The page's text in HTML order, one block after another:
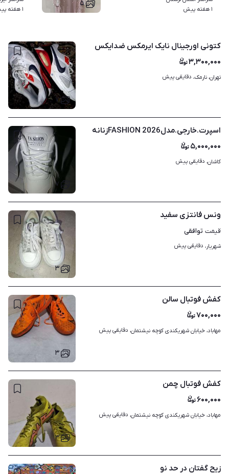
۵
۱ هفته پیش
۱ هفته پیش
۷
کتونی اورجینال نایک ایرمکس ضدایکس
۳,۳۰۰,۰۰۰
تهران، نارمک، دقایقی پیش
۷
اسپرت.خارجی.مدل2026 FASHIONزنانه
۵,۰۰۰,۰۰۰
کاشان، دقایقی پیش
۳
ونس فانتزی سفید
قیمت توافقی
شهریار، دقایقی پیش
۳
کفش فوتبال سالن
۷۰۰,۰۰۰
مهاباد، خیابان شهریکندی کوچه نیشتمان، دقایقی پیش
۳
کفش فوتبال چمن
۶۰۰,۰۰۰
مهاباد، خیابان شهریکندی کوچه نیشتمان، دقایقی پیش
زیح گفتان در حد نو